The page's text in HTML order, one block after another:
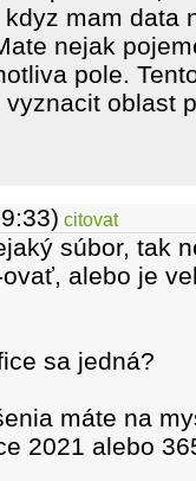
mam data
nejak
pole.
oblast
citovat
súbor, tak
alebo je
sa jedná?
máte na
2021 alebo